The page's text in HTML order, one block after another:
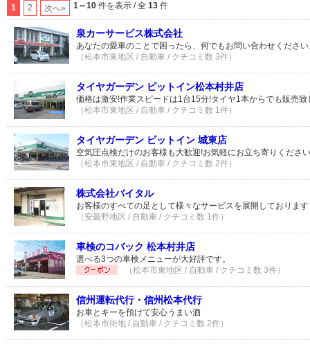
1 2 次へ» 1～10 件を表示 / 全 13 件
泉カーサービス株式会社
あなたの愛車のことで困ったら、何でもお問い合わせくださ
（松本市東地区 / 自動車 / クチコミ数 3件）
タイヤガーデン ピットイン松本村井店
価格は激安!作業スピードは1台15分!タイヤ1本からでも販売致
（松本市東地区 / 自動車 / クチコミ数 1件）
タイヤガーデン ピットイン 城東店
空気圧点検だけのお客様も大歓迎!お気軽にお立ち寄りくださ
（松本市東地区 / 自動車 / クチコミ数 2件）
株式会社バイタル
お客様のすべての足として様々なサービスを展開しております
（安曇野地区 / 自動車 / クチコミ数 1件）
車検のコバック 松本村井店
選べる3つの車検メニューが大好評です。
（松本市東地区 / 自動車 / クチコミ数 3件）
信州運転代行・信州松本代行
お車とキーを預けて安心うまい酒
（松本市街地 / 自動車 / クチコミ数 2件）